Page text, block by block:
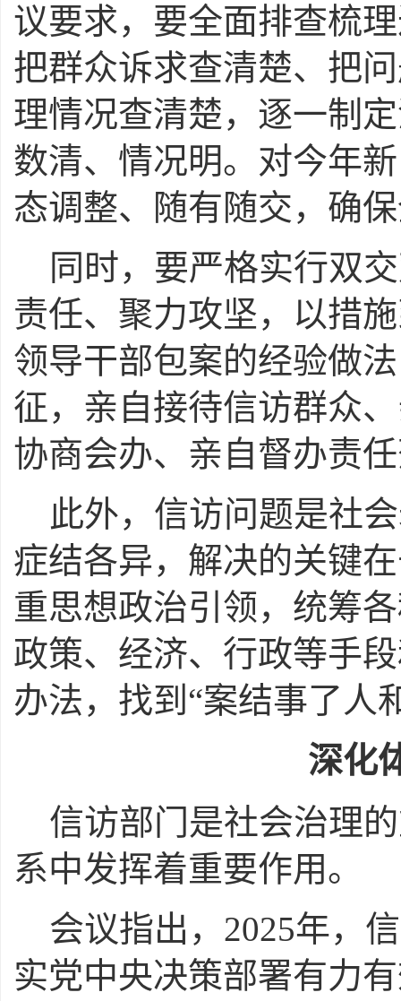
议要求，要全面排查梳
把群众诉求查清楚、把
理情况查清楚，逐一制
数清、情况明。对今年
态调整、随有随交，确
同时，要严格实行双
责任、聚力攻坚，以措
领导干部包案的经验做
征，亲自接待信访群众
协商会办、亲自督办责
此外，信访问题是社
症结各异，解决的关键
重思想政治引领，统筹
政策、经济、行政等手
办法，找到“案结事了人
深化
信访部门是社会治理
系中发挥着重要作用。
会议指出，2025年，
实党中央决策部署有力